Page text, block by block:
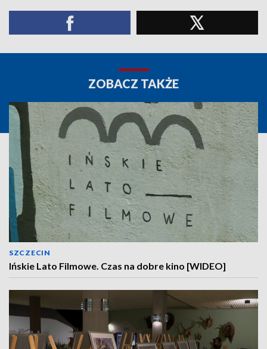
ZOBACZ TAKŻE
SZCZECIN
Ińskie Lato Filmowe. Czas na dobre kino [WIDEO]